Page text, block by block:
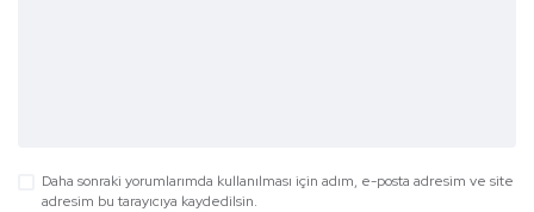
Daha sonraki yorumlarımda kullanılması için adım, e-posta adresim ve site
adresim bu tarayıcıya kaydedilsin.